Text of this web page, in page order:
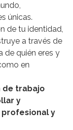
únicas.
de tu identidad,
a través de
de quién eres y
en
de trabajo
y
y